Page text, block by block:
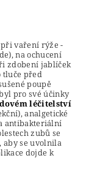
vaření rýže -
na ochucení
zdobení jablíček
tluče před
poupě
pro své účinky
léčitelství
analgetické
antibakteriální
zubů se
aby se uvolnila
dojde k